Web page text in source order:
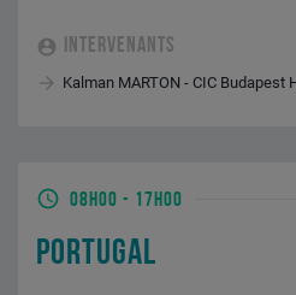
INTERVENANTS
Kalman MARTON - CIC Budapest
08H00 - 17H00
PORTUGAL